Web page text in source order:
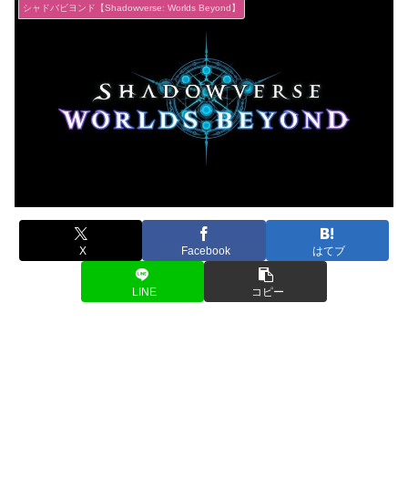
シャドバビヨンド【Shadowverse: Worlds Beyond】
X Facebook はてブ
LINE コピー